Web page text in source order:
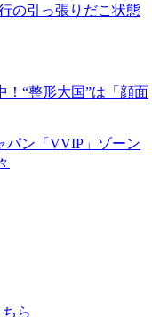
の引っ張りだこ状態
！“整形大国”は「顔面
ン「VVIP」ゾーン